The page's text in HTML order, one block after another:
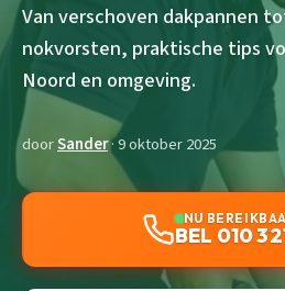
Van verschoven dakpannen
nokvorsten, praktische tips
Noord en omgeving.
doorSander· 9 oktober 2025
NU
BEL 010